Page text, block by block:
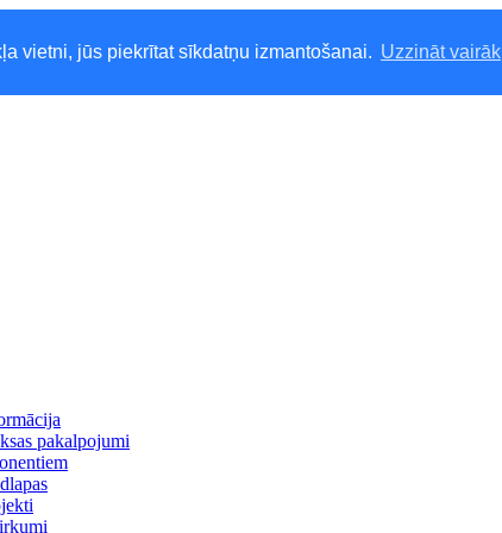
vietni, jūs piekrītat sīkdatņu izmantošanai. Uzzināt vairāk
pakalpojumi